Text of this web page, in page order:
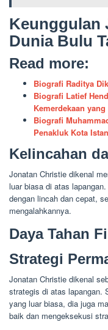
Keunggulan
Dunia Bulu
Read more:
Biografi Raditya
Biografi Latief
Kemerdekaan
Biografi
Penakluk Kota
Kelincahan
Jonatan Christie dikenal
luar biasa di atas
dengan lincah dan cepat,
mengalahkannya.
Daya Tahan
Strategi
Jonatan Christie dikenal
strategis di atas lapangan.
yang luar biasa, dia juga
baik dan mengeksekusi